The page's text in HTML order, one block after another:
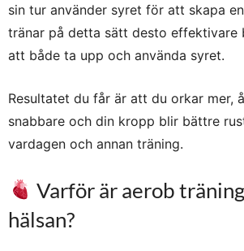
sin tur använder syret för att skapa
tränar på detta sätt desto effektivare
att både ta upp och använda syret.
Resultatet du får är att du orkar mer,
snabbare och din kropp blir bättre
vardagen och annan träning.
Varför är aerob
hälsan?